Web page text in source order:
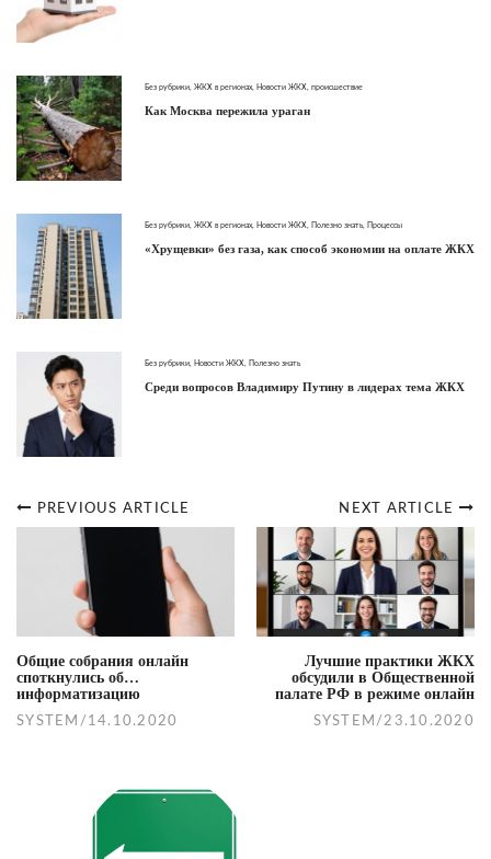
Без рубрики ЖКХ в регионах Новости ЖКХ происшествие
Как Москва пережила ураган
Без рубрики ЖКХ в регионах Новости ЖКХ Полезно знать, Процессы
«Хрущевки» без газа, как способ экономии на оплате ЖКХ
Без рубрики Новости ЖКХ Полезно знать
Среди вопросов Владимиру Путину в лидерах тема ЖКХ
Post
navigation
NEXT ARTICLE
Лучшие практики ЖКХ
обсудили в Общественной
палате РФ в режиме онлайн
SYSTEM / 23.10.2020
PREVIOUS ARTICLE
Общие собрания онлайн
споткнулись об…
информатизацию
SYSTEM / 14.10.2020